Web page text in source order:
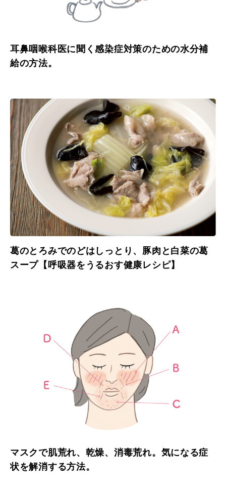
耳鼻咽喉科医に聞く感染症対策のための水分補
給の方法。
葛のとろみでのどはしっとり、豚肉と白菜の葛
スープ【呼吸器をうるおす健康レシピ】
マスクで肌荒れ、乾燥、消毒荒れ。気になる症
状を解消する方法。